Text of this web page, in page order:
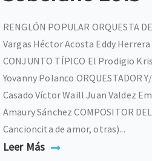
RENGLÓN POPULAR ORQUESTA
Vargas Héctor Acosta Eddy
CONJUNTO TÍPICO El Prodigio
Yovanny Polanco ORQUESTADOR
Casado Víctor Waill Juan Valdez
Amaury Sánchez COMPOSITOR
Cancioncita de amor, otras)...
Leer Más